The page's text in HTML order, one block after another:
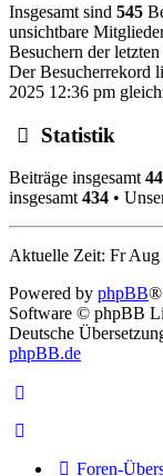
Insgesamt sind 545
unsichtbare
Besuchern der
Der Besucherrekord
2025 12:36 pm
Statistik
Beiträge insgesamt
insgesamt 434 •
Aktuelle Zeit: Fr Aug
Powered by phpBB®
Software © phpBB
Deutsche
phpBB.de
Foren-